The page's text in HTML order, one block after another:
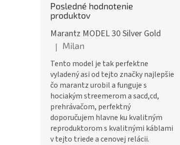
Posledné hodnotenie
produktov
Marantz MODEL 30 Silver Gold
Hodnotenie produktu je 5 z 5 hviezdičiek.
| Milan
Tento model je tak perfektne
vyladený asi od tejto značky najlepšie
čo marantz urobil a funguje s
hociakým streemerom a sacd,cd,
prehrávačom, perfektný
doporučujem hlavne ku kvalitným
reproduktorom s kvalitnými káblami
v tejto triede a cenovej relácii.